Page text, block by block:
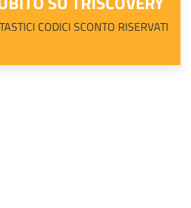
CODICI SCONTO RISERVATI